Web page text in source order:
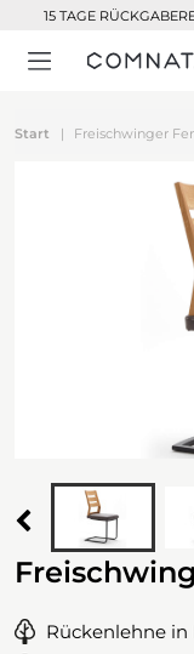
15 TAGE
Start Freischwinger
Rückenlehne in